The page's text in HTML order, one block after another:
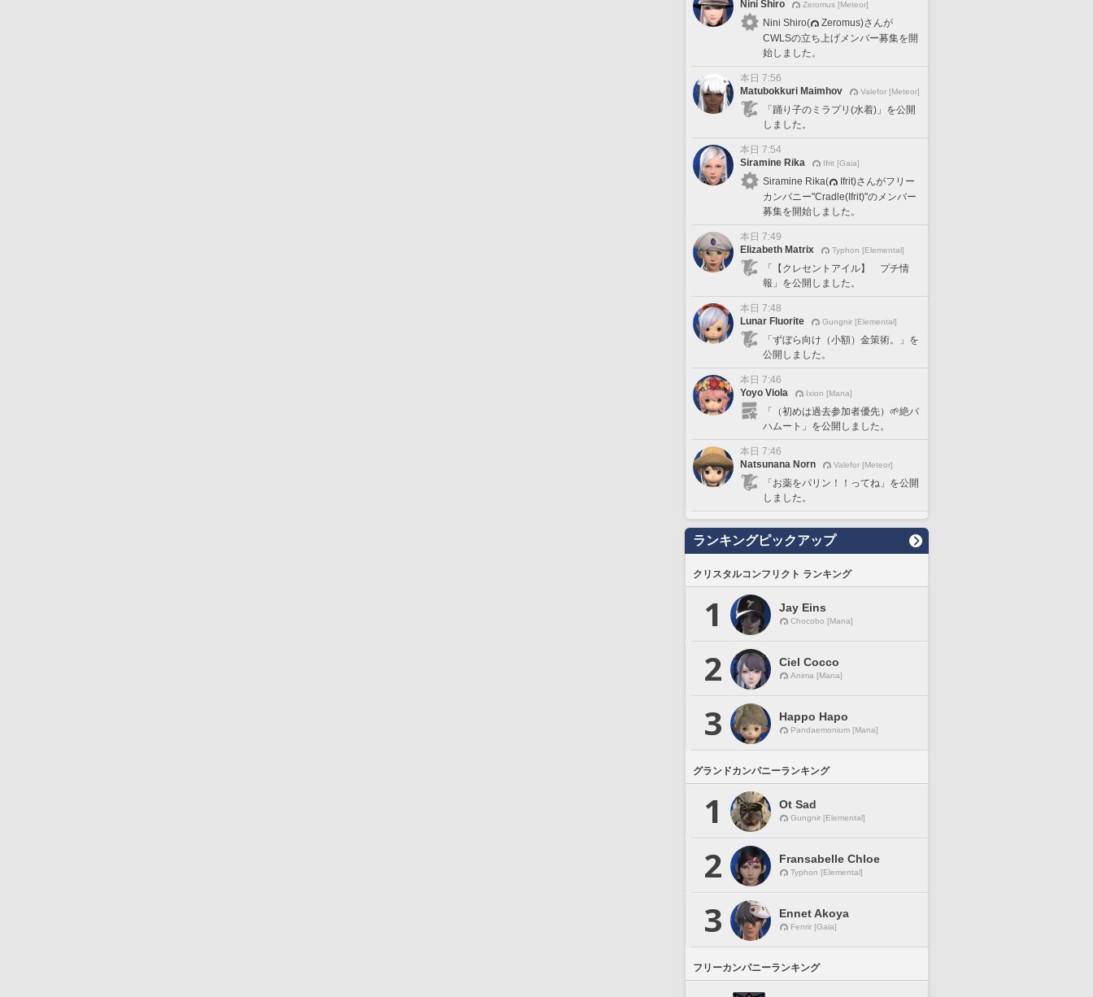
Nini Shiro
Zeromus [Meteor]
Nini Shiro(
Zeromus)さんが
CWLSの立ち上げメンバー募集を開
始しました。
本日 7:56
Matubokkuri Maimhov
Valefor [Meteor]
「踊り子のミラプリ(水着)」を公開
しました。
本日 7:54
Siramine Rika
Ifrit [Gaia]
Siramine Rika(
Ifrit)さんがフリー
カンパニー"Cradle(Ifrit)"のメンバー
募集を開始しました。
本日 7:49
Elizabeth Matrix
Typhon [Elemental]
「【クレセントアイル】 プチ情
報」を公開しました。
本日 7:48
Lunar Fluorite
Gungnir [Elemental]
「ずぼら向け（小額）金策術。」を
公開しました。
本日 7:46
Yoyo Viola
Ixion [Mana]
「（初めは過去参加者優先）🌱絶バ
ハムート」を公開しました。
本日 7:46
Natsunana Norn
Valefor [Meteor]
「お薬をパリン！！ってね」を公開
しました。
ランキングピックアップ
クリスタルコンフリクト ランキング
1 Jay Eins
Chocobo [Mana]
2 Ciel Cocco
Anima [Mana]
3 Happo Hapo
Pandaemonium [Mana]
グランドカンパニーランキング
1 Ot Sad
Gungnir [Elemental]
2 Fransabelle Chloe
Typhon [Elemental]
3 Ennet Akoya
Fenrir [Gaia]
フリーカンパニーランキング